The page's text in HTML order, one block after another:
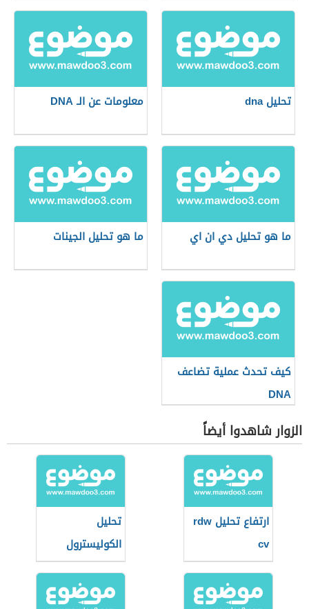
تحليل dna معلومات عن الـ DNA
ما هو تحليل دي ان اي ما هو تحليل الجينات
كيف تحدث عملية تضاعف
DNA
الزوار شاهدوا أيضاً
ارتفاع تحليل rdw
cv
تحليل
الكوليسترول